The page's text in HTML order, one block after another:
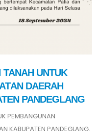
UNTUK
DAERAH
PANDEGLANG
PEMBANGUNAN
KABUPATEN PANDEGLANG.